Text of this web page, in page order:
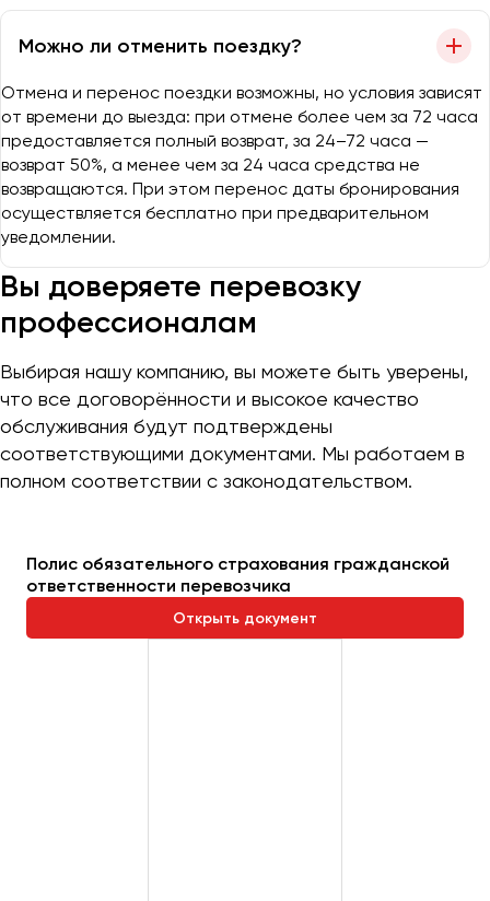
Можно ли отменить поездку?
Отмена и перенос поездки возможны, но условия зависят
от времени до выезда: при отмене более чем за 72 часа
предоставляется полный возврат, за 24–72 часа —
возврат 50%, а менее чем за 24 часа средства не
возвращаются. При этом перенос даты бронирования
осуществляется бесплатно при предварительном
уведомлении.
Вы доверяете перевозку
профессионалам
Выбирая нашу компанию, вы можете быть уверены,
что все договорённости и высокое качество
обслуживания будут подтверждены
соответствующими документами. Мы работаем в
полном соответствии с законодательством.
Полис обязательного страхования гражданской
ответственности перевозчика
Открыть документ